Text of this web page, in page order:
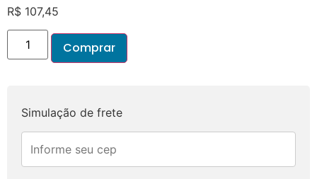
R$ 107,45
Comprar
Simulação de frete